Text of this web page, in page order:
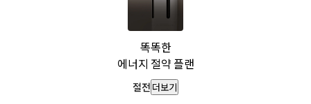
똑똑한
에너지 절약 플랜
절전 더보기